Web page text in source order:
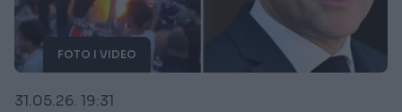
FOTO I VIDEO
31.05.26. 19:31